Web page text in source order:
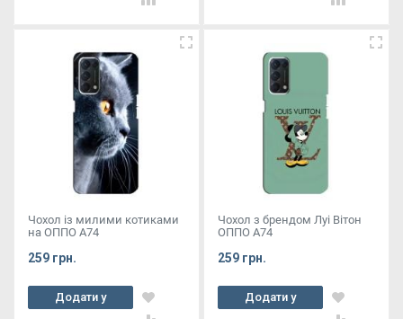
Чохол із милими котиками
на ОППО А74
259 грн.
Додати у
кошик
Чохол з брендом Луі Вітон
ОППО А74
259 грн.
Додати у
кошик